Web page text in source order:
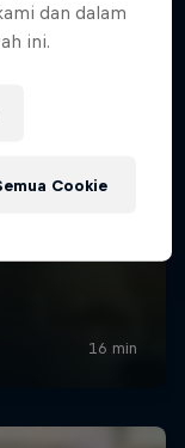
dan dalam
ini.
Cookie